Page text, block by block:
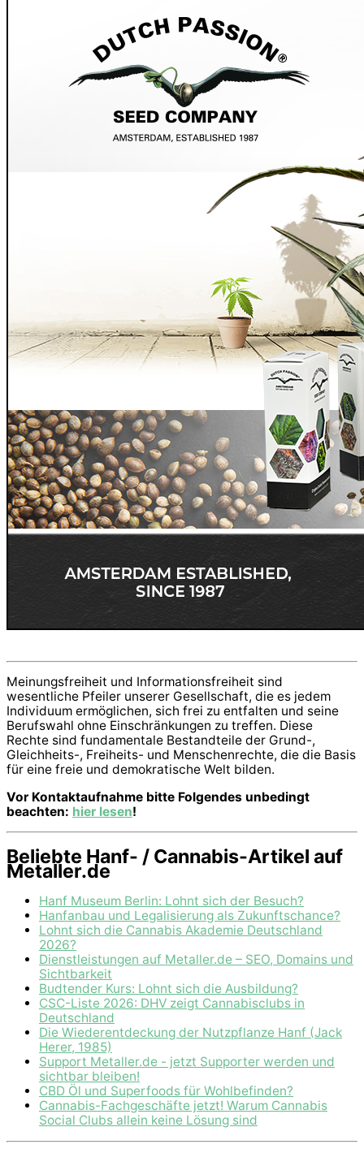
Meinungsfreiheit und Informationsfreiheit sind
wesentliche Pfeiler unserer Gesellschaft, die es jedem
Individuum ermöglichen, sich frei zu entfalten und seine
Berufswahl ohne Einschränkungen zu treffen. Diese
Rechte sind fundamentale Bestandteile der Grund-,
Gleichheits-, Freiheits- und Menschenrechte, die die Basis
für eine freie und demokratische Welt bilden.
Vor Kontaktaufnahme bitte Folgendes unbedingt
beachten: hier lesen!
Beliebte Hanf- / Cannabis-Artikel auf
Metaller.de
Hanf Museum Berlin: Lohnt sich der Besuch?
Hanfanbau und Legalisierung als Zukunftschance?
Lohnt sich die Cannabis Akademie Deutschland
2026?
Dienstleistungen auf Metaller.de – SEO, Domains und
Sichtbarkeit
Budtender Kurs: Lohnt sich die Ausbildung?
CSC-Liste 2026: DHV zeigt Cannabisclubs in
Deutschland
Die Wiederentdeckung der Nutzpflanze Hanf (Jack
Herer, 1985)
Support Metaller.de - jetzt Supporter werden und
sichtbar bleiben!
CBD Öl und Superfoods für Wohlbefinden?
Cannabis-Fachgeschäfte jetzt! Warum Cannabis
Social Clubs allein keine Lösung sind